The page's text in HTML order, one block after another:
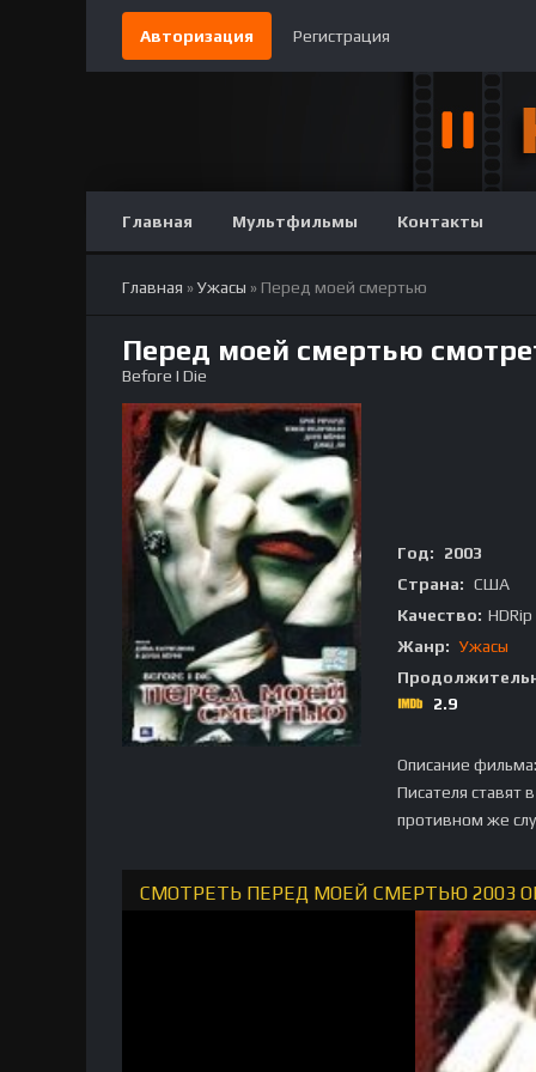
Авторизация Регистрация
Главная Мультфильмы Контакты
Главная »Ужасы » Перед моей смертью
Перед моей смертью
Before I Die
Год:
2003
Страна: США
Качество: HDRip
Жанр: Ужасы
2.9
Описание фильма:
Писателя ставят
противном же
СМОТРЕТЬ ПЕРЕД МОЕЙ СМЕРТЬЮ 2003